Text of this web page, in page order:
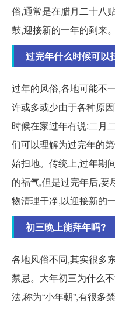
俗,通常是在腊月二十八
鼓,迎接新的一年的到来。
过完年什么时候可以
过年的风俗,各地可能不
许或多或少由于各种原
时候在家过年有说:二月
们可以理解为过完年的
始扫地。传统上,过年期
的福气,但是过完年后,要
物清理干净,以迎接新的
初三晚上能拜年吗?
各地风俗不同,其实很多
禁忌。大年初三为什么
法,称为“小年朝”,有很多